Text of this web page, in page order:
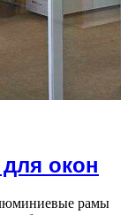
окон
рамы